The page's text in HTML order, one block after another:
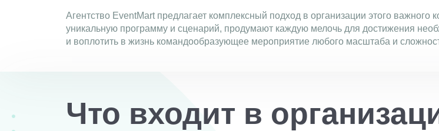
Агентство EventMart предлагает комплексный подход в организации этого
уникальную программу и сценарий, продумают каждую мелочь для достижения
и воплотить в жизнь командообразующее мероприятие любого масштаба и
Что входит в